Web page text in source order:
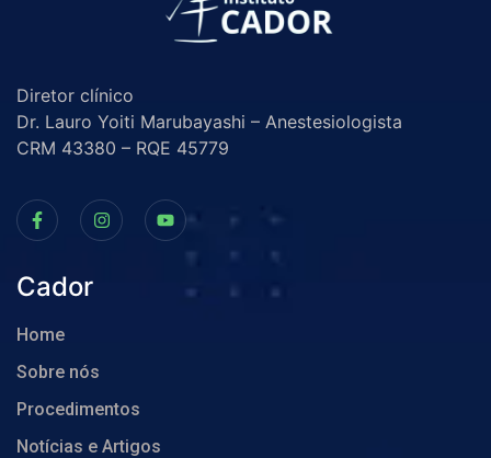
Diretor clínico
Dr. Lauro Yoiti Marubayashi – Anestesiologista
CRM 43380 – RQE 45779
Cador
Home
Sobre nós
Procedimentos
Notícias e Artigos